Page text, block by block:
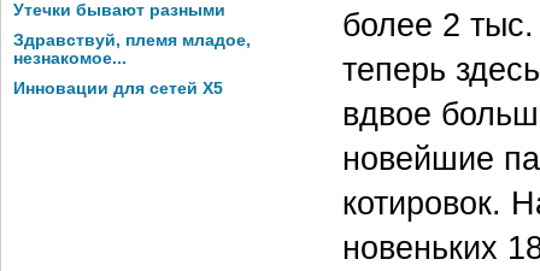
Утечки бывают разными
Здравствуй, племя младое,
незнакомое...
Инновации для сетей X5
более 2 тыс.
теперь
вдвое
новейшие
котировок.
новеньких